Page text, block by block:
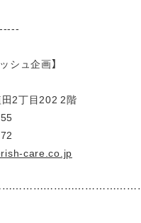
シュ企画】
2丁目202 2階
care.co.jp